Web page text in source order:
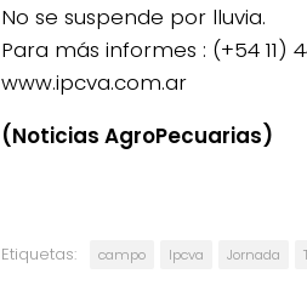
No se suspende por lluvia.
Para más informes : (+54 11)
www.ipcva.com.ar
(Noticias AgroPecuarias)
Etiquetas: campo Ipcva Jornada